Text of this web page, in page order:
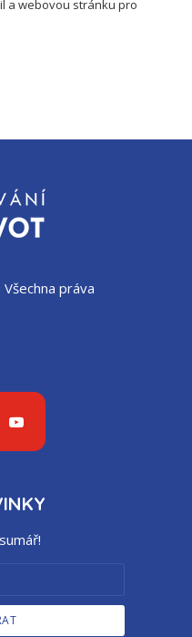
a webovou stránku pro
práva